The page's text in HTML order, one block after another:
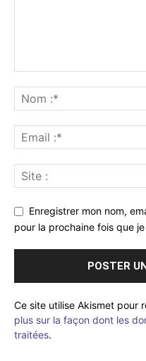
Enregistrer mon nom,
pour la prochaine fois que
Ce site utilise Akismet pour
plus sur la façon dont les
traitées.